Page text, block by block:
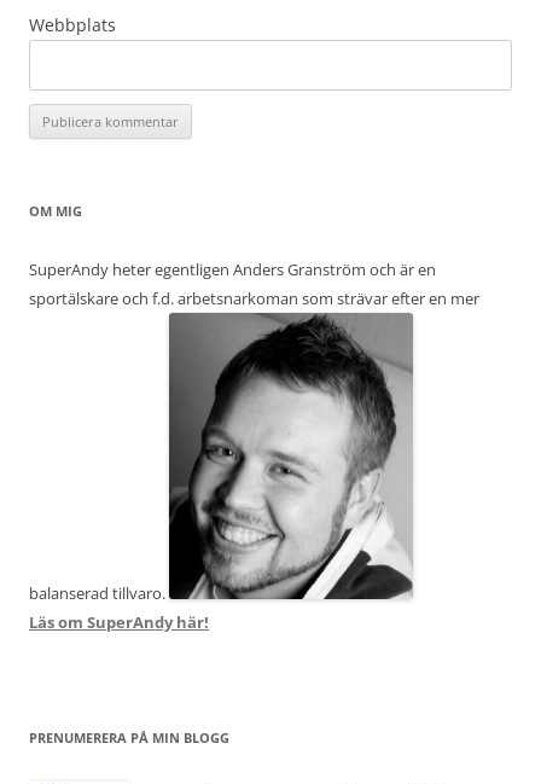
Webbplats
OM MIG
SuperAndy heter egentligen Anders Granström och är en
sportälskare och f.d. arbetsnarkoman som strävar efter en mer
balanserad tillvaro.
Läs om SuperAndy här!
PRENUMERERA PÅ MIN BLOGG